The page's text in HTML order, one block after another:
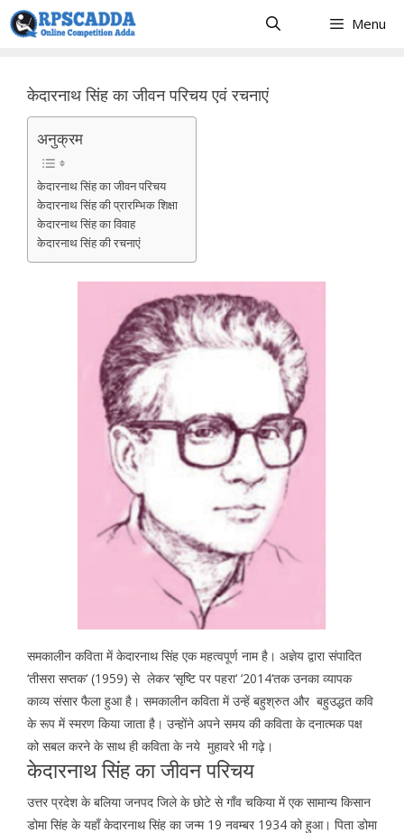
Skip
to
Menu
केदारनाथ सिंह का जीवन परिचय एवं रचनाएं
अनुक्रम
केदारनाथ सिंह का जीवन परिचय
केदारनाथ सिंह की प्रारम्भिक शिक्षा
केदारनाथ सिंह का विवाह
केदारनाथ सिंह की रचनाएं
समकालीन कविता में केदारनाथ सिंह एक महत्वपूर्ण नाम है। अज्ञेय द्वारा संपादित
‘तीसरा सप्तक‘ (1959) से लेकर ‘सृष्टि पर पहरा‘ ‘2014‘तक उनका व्यापक
काव्य संसार फैला हुआ है। समकालीन कविता में उन्हें बहुश्रुत और बहुउद्धत कवि
के रूप में स्मरण किया जाता है। उन्होंने अपने समय की कविता के दनात्मक पक्ष
को सबल करने के साथ ही कविता के नये मुहावरे भी गढ़े।
केदारनाथ सिंह का जीवन परिचय
उत्तर प्रदेश के बलिया जनपद जिले के छोटे से गाँव चकिया में एक सामान्य किसान
डोमा सिंह के यहाँ केदारनाथ सिंह का जन्म 19 नवम्बर 1934 को हुआ। पिता डोमा